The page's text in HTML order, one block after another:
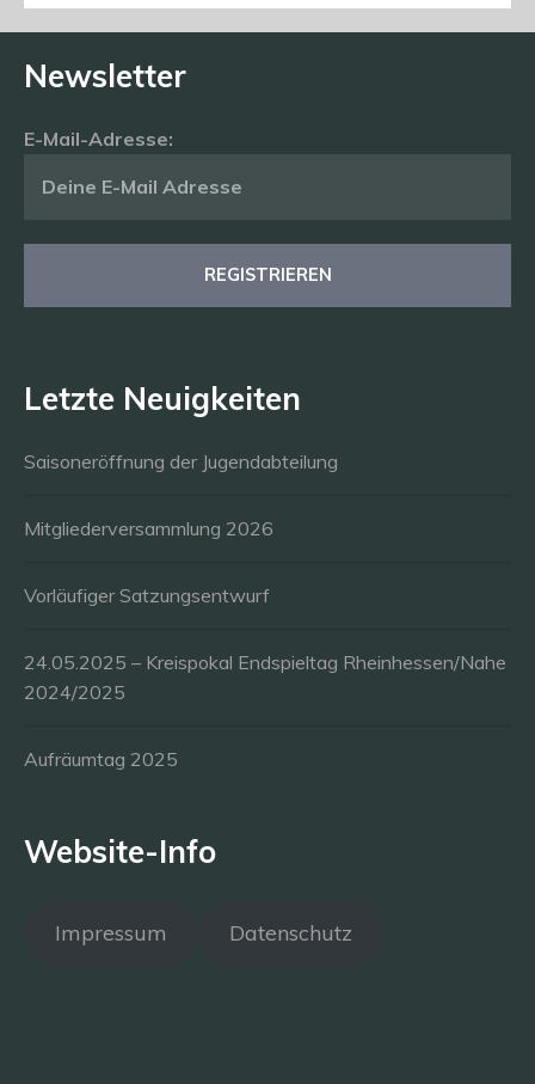
Newsletter
E-Mail-Adresse:
Letzte Neuigkeiten
Saisoneröffnung der Jugendabteilung
Mitgliederversammlung 2026
Vorläufiger Satzungsentwurf
24.05.2025 – Kreispokal Endspieltag Rheinhessen/Nahe
2024/2025
Aufräumtag 2025
Website-Info
Impressum Datenschutz